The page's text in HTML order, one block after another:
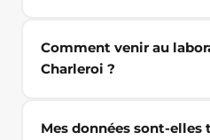
Comment venir au
Charleroi ?
Mes données sont-elles